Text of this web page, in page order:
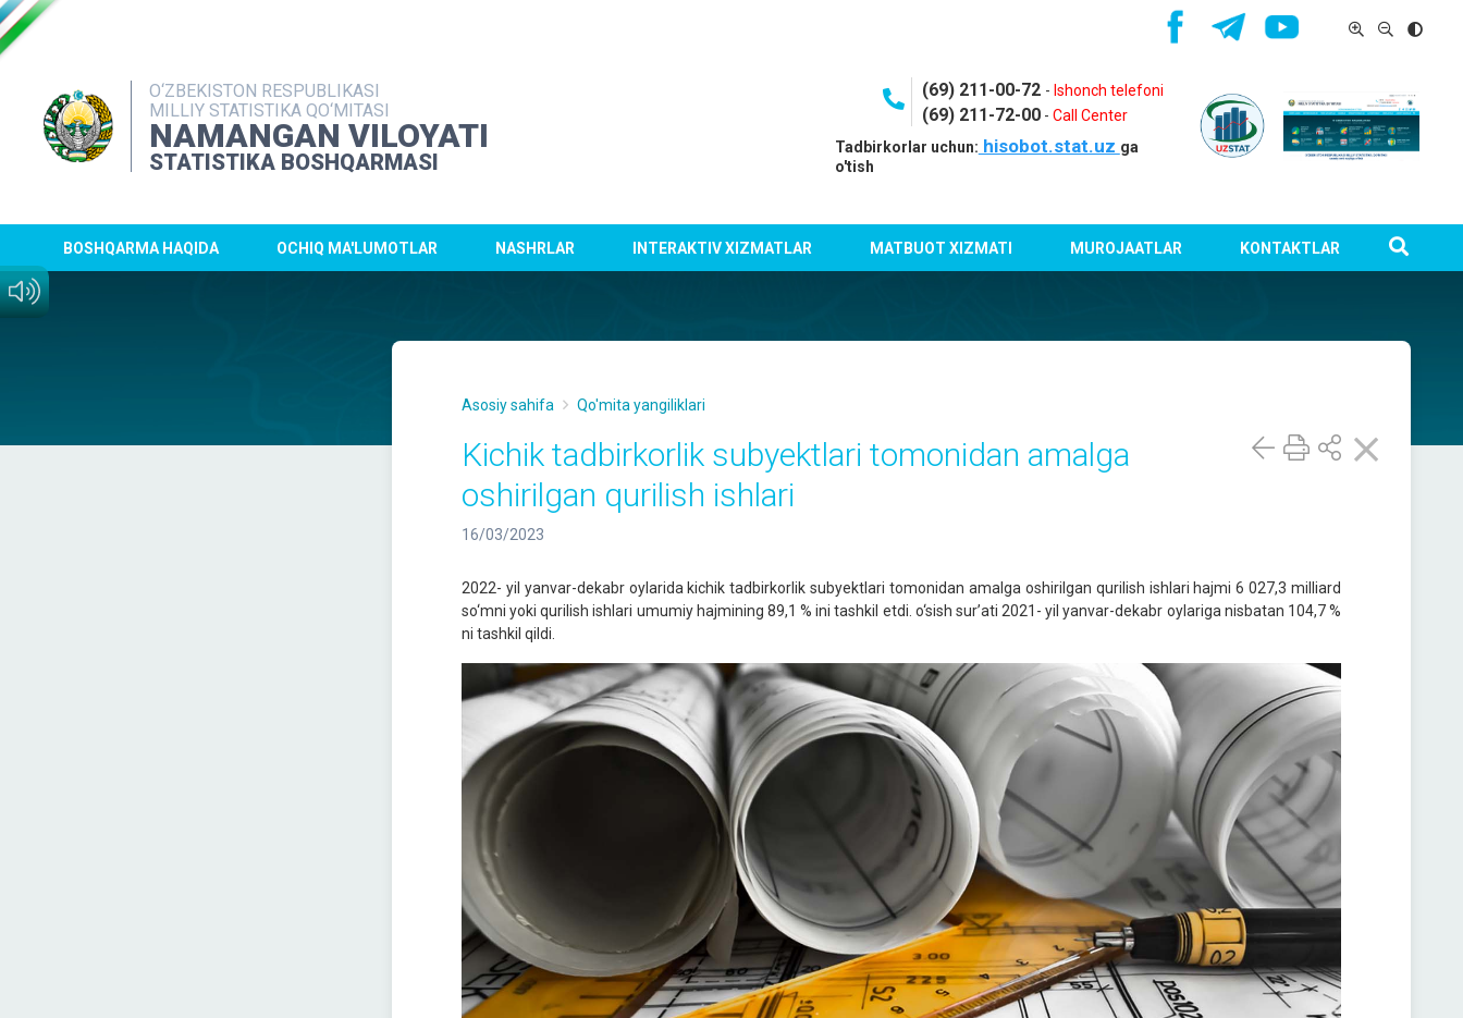
O‘ZBEKISTON RESPUBLIKASI
MILLIY STATISTIKA QO‘MITASI
NAMANGAN VILOYATI
STATISTIKA BOSHQARMASI
(69) 211-00-72 - Ishonch telefoni
(69) 211-72-00- Call Center
Tadbirkorlar uchun: hisobot.stat.uz ga
o'tish
BOSHQARMA HAQIDA OCHIQ MA'LUMOTLAR NASHRLAR INTERAKTIV XIZMATLAR MATBUOT XIZMATI MUROJAATLAR KONTAKTLAR
Asosiy sahifa Qo'mita yangiliklari
Kichik tadbirkorlik subyektlari tomonidan amalga
oshirilgan qurilish ishlari
16/03/2023
2022- yil yanvar-dekabr oylarida kichik tadbirkorlik subyektlari tomonidan amalga oshirilgan qurilish ishlari hajmi 6 027,3 milliard
so‘mni yoki qurilish ishlari umumiy hajmining 89,1 % ini tashkil etdi. o‘sish sur’ati 2021- yil yanvar-dekabr oylariga nisbatan 104,7 %
ni tashkil qildi.